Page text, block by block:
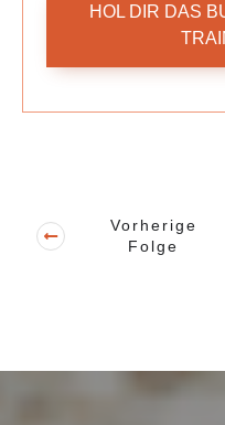
HOL DIR DAS
Vorherige
Folge